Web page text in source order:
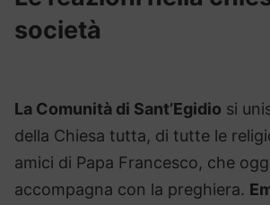
società
La Comunità di Sant’Egidio si
della Chiesa tutta, di tutte le
amici di Papa Francesco, che
accompagna con la preghiera.